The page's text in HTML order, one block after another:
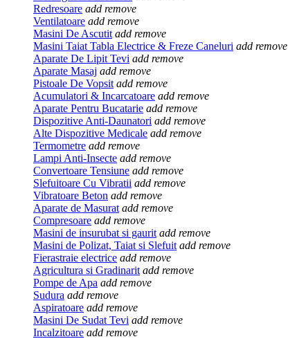
Redresoare add remove
Ventilatoare add remove
Masini De Ascutit add remove
Masini Taiat Tabla Electrice & Freze Caneluri add remove
Aparate De Lipit Tevi add remove
Aparate Masaj add remove
Pistoale De Vopsit add remove
Acumulatori & Incarcatoare add remove
Aparate Pentru Bucatarie add remove
Dispozitive Anti-Daunatori add remove
Alte Dispozitive Medicale add remove
Termometre add remove
Lampi Anti-Insecte add remove
Convertoare Tensiune add remove
Slefuitoare Cu Vibratii add remove
Vibratoare Beton add remove
Aparate de Masurat add remove
Compresoare add remove
Masini de insurubat si gaurit add remove
Masini de Polizat, Taiat si Slefuit add remove
Fierastraie electrice add remove
Agricultura si Gradinarit add remove
Pompe de Apa add remove
Sudura add remove
Aspiratoare add remove
Masini De Sudat Tevi add remove
Incalzitoare add remove